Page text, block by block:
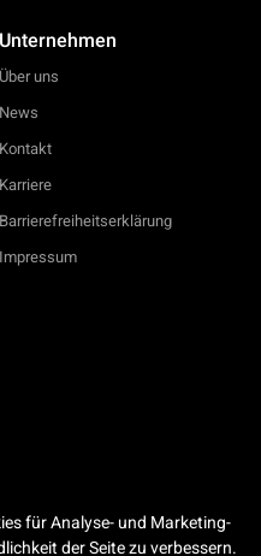
Unternehmen
Über uns
News
Kontakt
Karriere
Barrierefreiheitserklärung
Impressum
für Analyse- und Marketing-
der Seite zu verbessern.